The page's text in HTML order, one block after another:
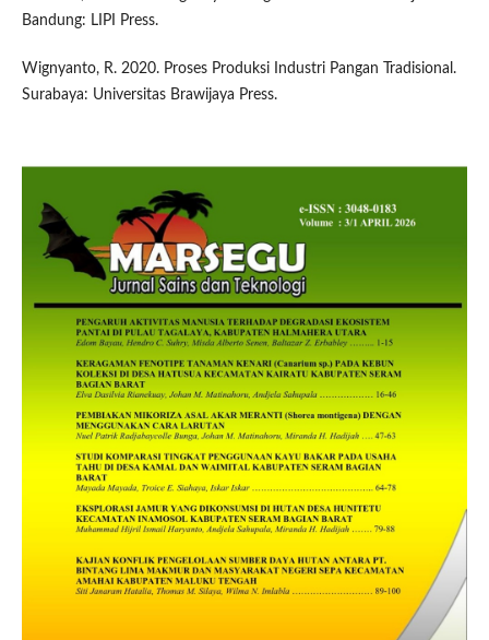
Bandung: LIPI Press.
Wignyanto, R. 2020. Proses Produksi Industri Pangan Tradisional.
Surabaya: Universitas Brawijaya Press.